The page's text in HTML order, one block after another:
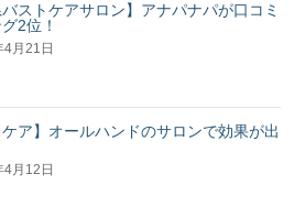
バストケアサロン】アナパナパが口コミ
2位！
月21日
ケア】オールハンドのサロンで効果が出
月12日